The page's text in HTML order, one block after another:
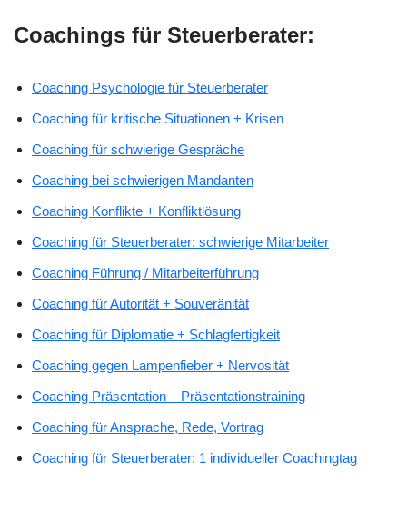
Coachings für Steuerberater:
Coaching Psychologie für Steuerberater
Coaching für kritische Situationen + Krisen
Coaching für schwierige Gespräche
Coaching bei schwierigen Mandanten
Coaching Konflikte + Konfliktlösung
Coaching für Steuerberater: schwierige Mitarbeiter
Coaching Führung / Mitarbeiterführung
Coaching für Autorität + Souveränität
Coaching für Diplomatie + Schlagfertigkeit
Coaching gegen Lampenfieber + Nervosität
Coaching Präsentation – Präsentationstraining
Coaching für Ansprache, Rede, Vortrag
Coaching für Steuerberater: 1 individueller Coachingtag